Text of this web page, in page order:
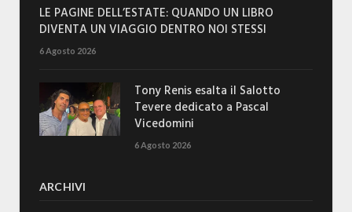
LE PAGINE DELL’ESTATE: QUANDO UN LIBRO
DIVENTA UN VIAGGIO DENTRO NOI STESSI
6 Agosto 2026
Tony Renis esalta il Salotto
Tevere dedicato a Pascal
Vicedomini
6 Agosto 2026
ARCHIVI